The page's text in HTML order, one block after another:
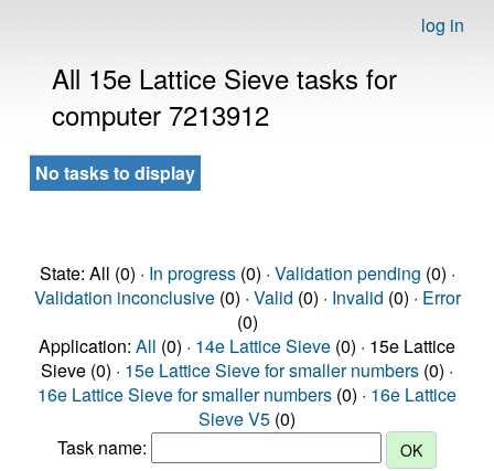
log in
All 15e Lattice Sieve tasks for
computer 7213912
No tasks to display
State: All (0) · In progress(0) · Validation pending (0) ·
Validation inconclusive(0) · Valid (0) · Invalid (0) · Error
(0)
Application: All (0) · 14e Lattice Sieve (0) · 15e Lattice
Sieve (0) · 15e Lattice Sieve for smaller numbers (0) ·
16e Lattice Sieve for smaller numbers (0) · 16e Lattice
Sieve V5 (0)
Task name: